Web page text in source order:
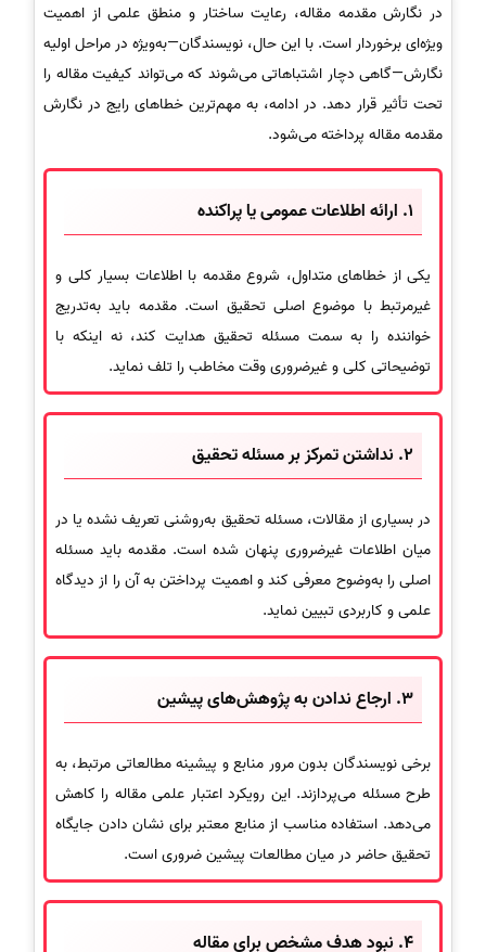
در نگارش مقدمه مقاله، رعایت ساختار و منطق علمی از اهمیت
ویژه‌ای برخوردار است. با این حال، نویسندگان—به‌ویژه در مراحل اولیه
نگارش—گاهی دچار اشتباهاتی می‌شوند که می‌تواند کیفیت مقاله را
تحت تأثیر قرار دهد. در ادامه، به مهم‌ترین خطاهای رایج در نگارش
مقدمه مقاله پرداخته می‌شود.
1. ارائه اطلاعات عمومی یا پراکنده
یکی از خطاهای متداول، شروع مقدمه با اطلاعات بسیار کلی و
غیرمرتبط با موضوع اصلی تحقیق است. مقدمه باید به‌تدریج
خواننده را به سمت مسئله تحقیق هدایت کند، نه اینکه با
توضیحاتی کلی و غیرضروری وقت مخاطب را تلف نماید.
2. نداشتن تمرکز بر مسئله تحقیق
در بسیاری از مقالات، مسئله تحقیق به‌روشنی تعریف نشده یا در
میان اطلاعات غیرضروری پنهان شده است. مقدمه باید مسئله
اصلی را به‌وضوح معرفی کند و اهمیت پرداختن به آن را از دیدگاه
علمی و کاربردی تبیین نماید.
3. ارجاع ندادن به پژوهش‌های پیشین
برخی نویسندگان بدون مرور منابع و پیشینه مطالعاتی مرتبط، به
طرح مسئله می‌پردازند. این رویکرد اعتبار علمی مقاله را کاهش
می‌دهد. استفاده مناسب از منابع معتبر برای نشان دادن جایگاه
تحقیق حاضر در میان مطالعات پیشین ضروری است.
4. نبود هدف مشخص برای مقاله